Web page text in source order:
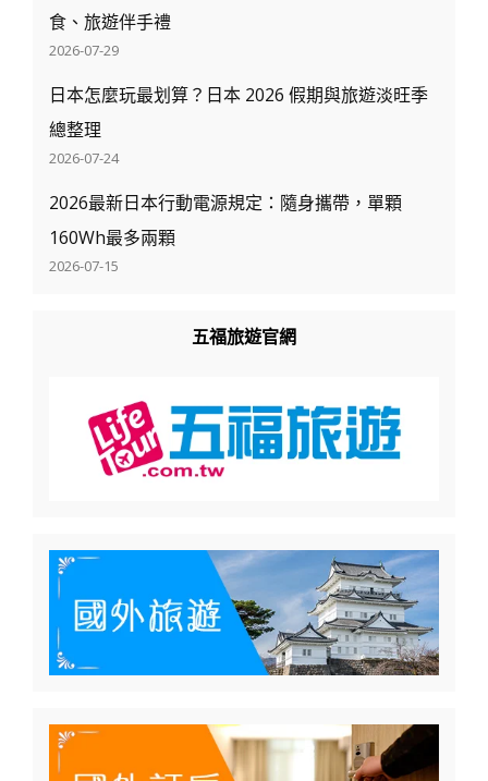
食、旅遊伴手禮
2026-07-29
日本怎麼玩最划算？日本 2026 假期與旅遊淡旺季
總整理
2026-07-24
2026最新日本行動電源規定：隨身攜帶，單顆
160Wh最多兩顆
2026-07-15
五福旅遊官網